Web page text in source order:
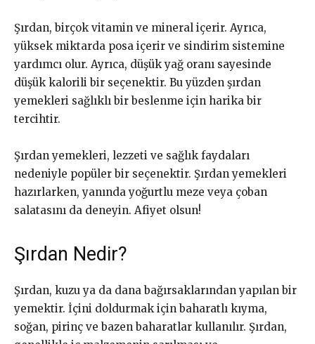
Şırdan, birçok vitamin ve mineral içerir. Ayrıca,
yüksek miktarda posa içerir ve sindirim sistemine
yardımcı olur. Ayrıca, düşük yağ oranı sayesinde
düşük kalorili bir seçenektir. Bu yüzden şırdan
yemekleri sağlıklı bir beslenme için harika bir
tercihtir.
Şırdan yemekleri, lezzeti ve sağlık faydaları
nedeniyle popüler bir seçenektir. Şırdan yemekleri
hazırlarken, yanında yoğurtlu meze veya çoban
salatasını da deneyin. Afiyet olsun!
Şırdan Nedir?
Şırdan, kuzu ya da dana bağırsaklarından yapılan bir
yemektir. İçini doldurmak için baharatlı kıyma,
soğan, pirinç ve bazen baharatlar kullanılır. Şırdan,